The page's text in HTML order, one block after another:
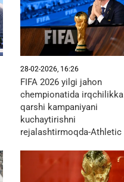
28-02-2026, 16:26
FIFA 2026 yilgi jahon
chempionatida irqchilikka
qarshi kampaniyani
kuchaytirishni
rejalashtirmoqda-Athletic